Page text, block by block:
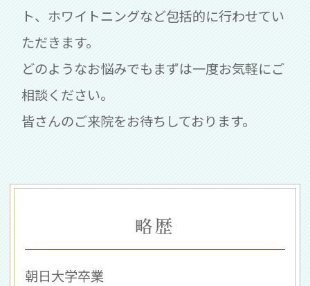
ト、ホワイトニングなど包括的に行わせてい
ただきます。
どのようなお悩みでもまずは一度お気軽にご
相談ください。
皆さんのご来院をお待ちしております。
略歴
朝日大学卒業